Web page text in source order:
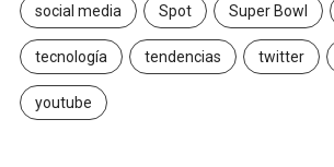
social media Spot Super Bowl
tecnología tendencias twitter
youtube